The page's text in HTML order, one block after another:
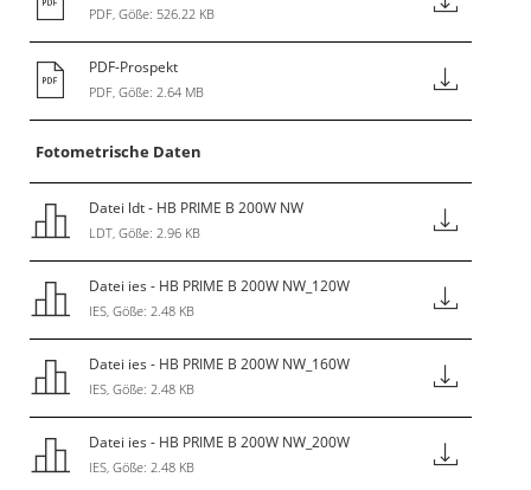
PDF, Göße: 526.22 KB
PDF-Prospekt
PDF, Göße: 2.64 MB
Fotometrische Daten
Datei ldt - HB PRIME B 200W NW
LDT, Göße: 2.96 KB
Datei ies - HB PRIME B 200W NW_120W
IES, Göße: 2.48 KB
Datei ies - HB PRIME B 200W NW_160W
IES, Göße: 2.48 KB
Datei ies - HB PRIME B 200W NW_200W
IES, Göße: 2.48 KB